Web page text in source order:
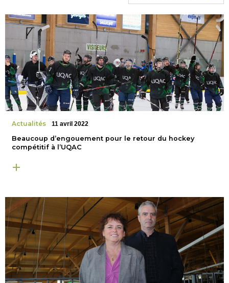
Actualités 11 avril 2022
Beaucoup d’engouement pour le retour du hockey
compétitif à l’UQAC